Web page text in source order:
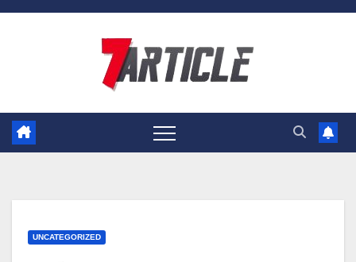
Skip
UNCATEGORIZED